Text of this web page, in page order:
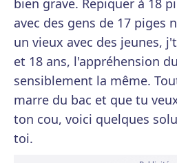
bien grave. Repiquer à 18
avec des gens de 17 piges
un vieux avec des jeunes,
et 18 ans, l'appréhension
sensiblement la même.
marre du bac et que tu
ton cou, voici quelques
toi.